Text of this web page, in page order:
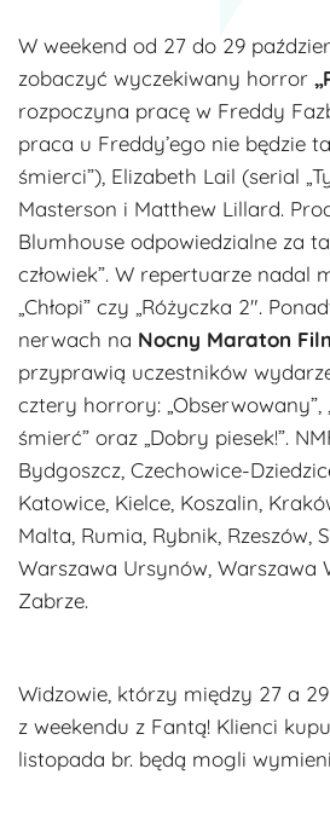
W weekend od 27 do 29
zobaczyć wyczekiwany horror
rozpoczyna pracę w Freddy
praca u Freddy’ego nie będzie
śmierci”), Elizabeth Lail (serial
Masterson i Matthew Lillard.
Blumhouse odpowiedzialne za
człowiek”. W repertuarze nadal
„Chłopi” czy „Różyczka 2″.
nerwach na Nocny Maraton
przyprawią uczestników
cztery horrory: „Obserwowany”,
śmierć” oraz „Dobry piesek!”.
Bydgoszcz, Czechowice-
Katowice, Kielce, Koszalin,
Malta, Rumia, Rybnik, Rzeszów,
Warszawa Ursynów, Warszawa
Zabrze.
Widzowie, którzy między 27 a
z weekendu z Fantą! Klienci
listopada br. będą mogli